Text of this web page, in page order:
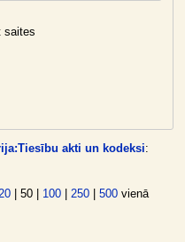
saites
akti un kodeksi:
| 50| 100| 250| 500vienā